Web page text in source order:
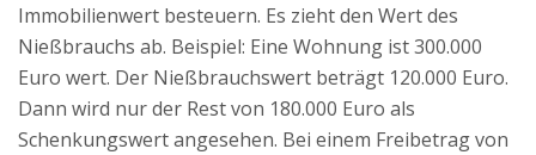
Immobilienwert besteuern. Es zieht den Wert des
Nießbrauchs ab. Beispiel: Eine Wohnung ist 300.000
Euro wert. Der Nießbrauchswert beträgt 120.000 Euro.
Dann wird nur der Rest von 180.000 Euro als
Schenkungswert angesehen. Bei einem Freibetrag von